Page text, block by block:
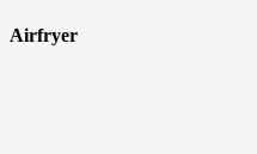
Airfryer